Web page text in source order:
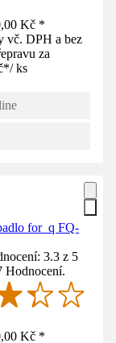
Kč *
vč. DPH a bez
za
*/ ks
for_q FQ-
3.3 z 5
Hodnocení.
Kč *